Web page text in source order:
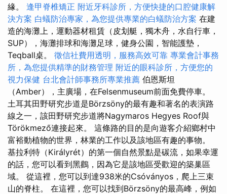
緣。 逢甲脊椎矯正 附近牙科診所，方便快捷的口腔健康解
決方案 白蟻防治專家，為您提供專業的白蟻防治方案 在建
造的海灘上，運動器材租賃（皮划艇，獨木舟，水自行車，
SUP），海灘排球和海灘足球，健身公園，智能護墊，
Teqball桌。 徵信社費用透明，服務高效可靠 專業會計事務
所，為您提供精準的財務管理 附近的眼科診所，方便您的
視力保健 台北會計師事務所專業推薦 伯恩斯坦
（Amber），主廣場，在Felsenmuseum前面免費停車。
土耳其田野研究步道是Börzsöny的最有趣和著名的表演路
線之一，該田野研究步道將Nagymaros Hegyes Roof與
Törökmező連接起來。 這條路的目的是向遊客介紹鄉村中
富裕動植物的世界，林業的工作以及該地區有趣的事物。
基拉利特（Királyrét）的第一個自然景點是碳流，如果幸運
的話，您可以看到黑鸛，因為它是該地區受歡迎的築巢區
域。 從這裡，您可以到達938米的Csóványos，爬上三束
山的脊柱。 在這裡，您可以找到Börzsöny的最高峰，例如